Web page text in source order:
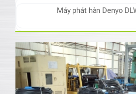
Máy phát hàn Denyo